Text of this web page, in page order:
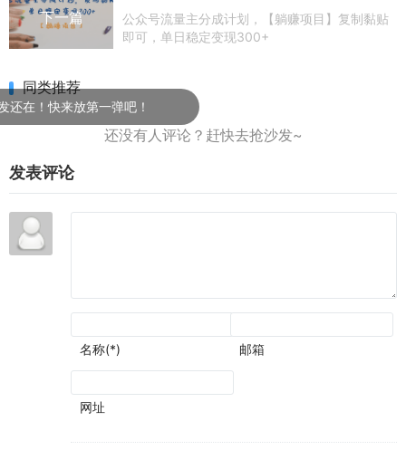
下一篇
公众号流量主分成计划，【躺赚项目】复制黏贴
即可，单日稳定变现300+
同类推荐
发表评论
名称(*) 邮箱
网址
在！快来放第一弹吧！